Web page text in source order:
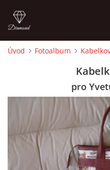
CEDULKY
MOJE POSLEDNÍ PRÁCE
Úvod Fotoalbum
pro